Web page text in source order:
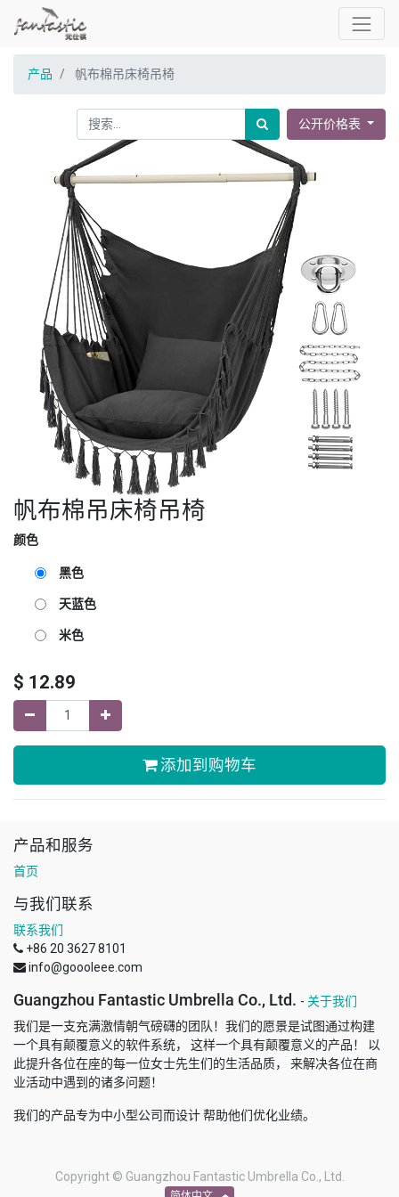
产品 帆布棉吊床椅吊椅
公开价格表
帆布棉吊床椅吊椅
颜色
黑色
天蓝色
米色
$ 12.89
添加到购物车
产品和服务
首页
与我们联系
联系我们
+86 20 3627 8101
info@goooleee.com
Guangzhou Fantastic Umbrella Co., Ltd. - 关于我们
我们是一支充满激情朝气磅礴的团队！我们的愿景是试图通过构建
一个具有颠覆意义的软件系统， 这样一个具有颠覆意义的产品！ 以
此提升各位在座的每一位女士先生们的生活品质， 来解决各位在商
业活动中遇到的诸多问题！
我们的产品专为中小型公司而设计 帮助他们优化业绩。
Copyright © Guangzhou Fantastic Umbrella Co., Ltd.